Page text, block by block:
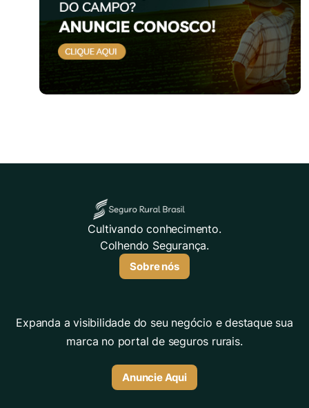
Cultivando conhecimento.
Colhendo Segurança.
Sobre nós
Expanda a visibilidade do seu negócio e destaque sua
marca no portal de seguros rurais.
Anuncie Aqui